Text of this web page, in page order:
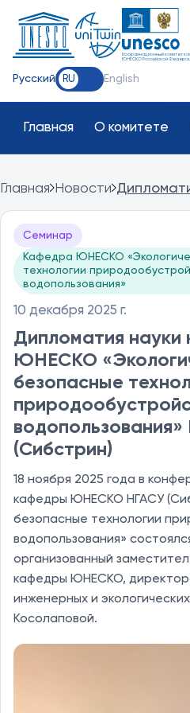
Координационный комитет
ЮНЕСКО Российской
Русский RU English
Главная О комитете
Главная Новости
Семинар
Кафедра ЮНЕСКО
технологии
водопользования»
10 декабря 2025 г.
Дипломатия науки
ЮНЕСКО
безопасные
(Сибстрин)
18 ноября 2025 года в
кафедры ЮНЕСКО НГАСУ
безопасные технологии
водопользования»
организованный
кафедры ЮНЕСКО,
инженерных и
Косолаповой.